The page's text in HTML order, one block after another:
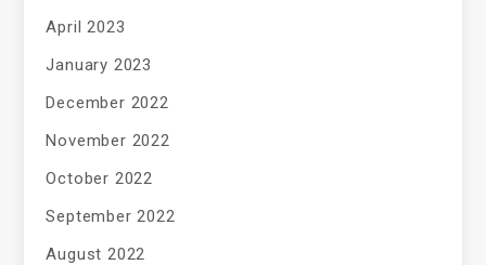
April 2023
January 2023
December 2022
November 2022
October 2022
September 2022
August 2022